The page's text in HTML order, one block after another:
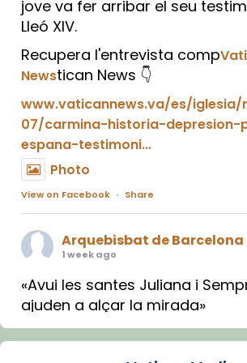
jove va fer arribar el seu
Lleó XIV.
Recupera l'entrevista comp
Newstican News 👇
www.vaticannews.va/es/iglesia/
07/carmina-historia-depresion-
espana-testimoni...
Photo
View on Facebook · Share
Arquebisbat de Barcelona
1 week ago
«Avui les santes Juliana i
ajuden a alçar la mirada»
Mons. Sergi Gordo, bisbe de